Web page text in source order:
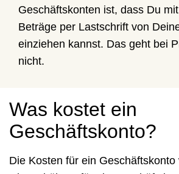
Geschäftskonten ist, dass Du
Beträge per Lastschrift von
einziehen kannst. Das geht bei
nicht.
Was kostet ein
Geschäftskonto?
Die Kosten für ein Geschäftskonto